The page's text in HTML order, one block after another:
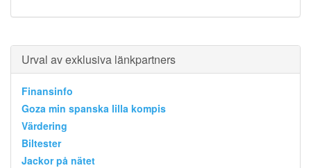
Urval av exklusiva länkpartners
Finansinfo
Goza min spanska lilla kompis
Värdering
Biltester
Jackor på nätet